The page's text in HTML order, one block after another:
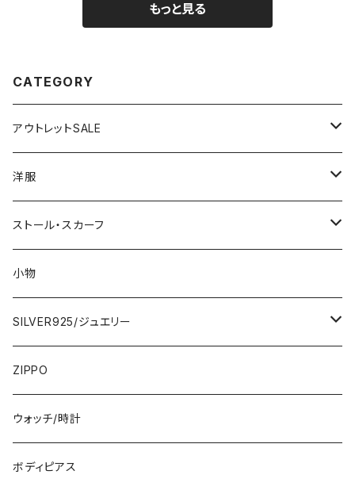
もっと見る
CATEGORY
アウトレットSALE
1000円
2000円
3000円
5000円
7000円
洋服
インポートワンピース
ロング・マキシ
ひざ・ミディ
トップス・カーディガン・アウター
カーディガン
イタリア製ジャケット
スカート・パンツ
ストール・スカーフ
大判ストール・ロングスカーフ
小さめスカーフ
コットンストール・スカーフ
冬物・マフラー
小物
SILVER925/ジュエリー
指輪・リング
ネックレス・ペンダントトップ
ピアス・イヤリング
ZIPPO
ウォッチ/時計
ボディピアス